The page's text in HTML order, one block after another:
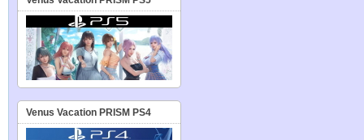
Venus Vacation PRISM PS4